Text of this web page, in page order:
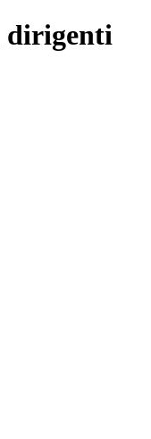
dirigenti